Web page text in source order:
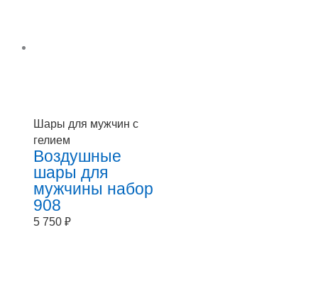
Шары для мужчин с
гелием
Воздушные
шары для
мужчины набор
908
5 750 ₽